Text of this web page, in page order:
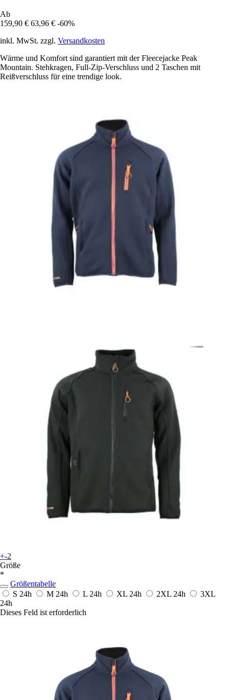
Ab
159,90 € 63,96 € -60%
inkl. MwSt. zzgl. Versandkosten
Wärme und Komfort sind garantiert mit der Fleecejacke Peak
Mountain. Stehkragen, Full-Zip-Verschluss und 2 Taschen mit
Reißverschluss für eine trendige look.
+-2
Größe
*
Größentabelle
S 24h M 24h L 24h XL 24h 2XL 24h
3XL
24h
Dieses Feld ist erforderlich